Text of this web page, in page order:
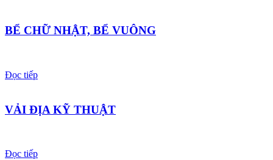
BỂ CHỮ NHẬT, BỂ VUÔNG
Đọc tiếp
VẢI ĐỊA KỸ THUẬT
Đọc tiếp